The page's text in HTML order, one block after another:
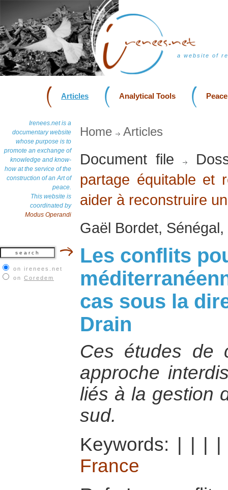
a website of
Articles Analytical Tools
Irenees.net is a
documentary website
whose purpose is to
promote an exchange of
knowledge and know-
how at the service of the
construction of an Art of
peace.
This website is
coordinated by
Modus Operandi
on irenees.net
on Coredem
Home Articles
Document file
partage équitable et
aider à reconstruire
Gaël Bordet,
Les conflits
cas sous la
Drain
Ces études de
approche
liés à la gestion
sud.
Keywords:
France